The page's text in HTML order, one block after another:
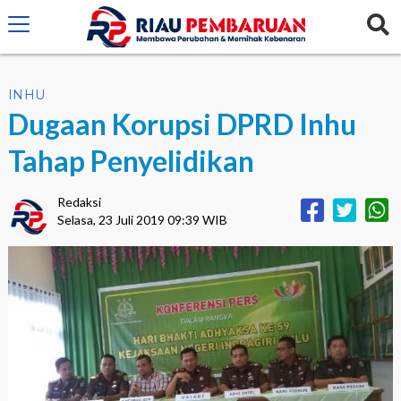
crossorigin="anonymous">
INHU
Dugaan Korupsi DPRD Inhu
Tahap Penyelidikan
Redaksi
Selasa, 23 Juli 2019 09:39 WIB